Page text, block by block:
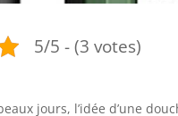
5/5 - (3 votes)
jours, l’idée d’une